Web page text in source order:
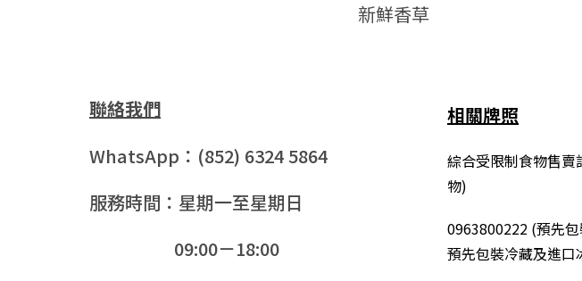
新鮮香草
聯絡我們
WhatsApp：(852) 6324 5864
服務時間：星期一至星期日
09:00－18:00
相關牌照
綜合受限制食物售
物)
0963800222 (預先
預先包裝冷藏及進口